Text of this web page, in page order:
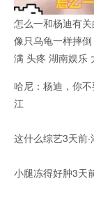
怎么一和杨迪有关
像只乌龟一样摔
满 头疼 湖南娱乐
哈尼：杨迪，你
江
这什么综艺3天前·
小腿冻得好肿3天